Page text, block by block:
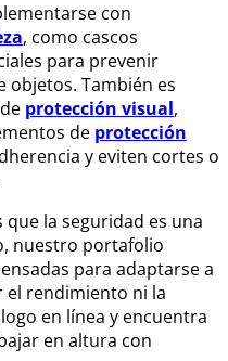
con
, como cascos
para prevenir
objetos. También es
protección visual,
de protección
y eviten cortes o
la seguridad es una
nuestro portafolio
para adaptarse a
rendimiento ni la
en línea y encuentra
en altura con